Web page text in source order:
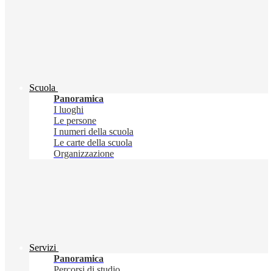
Scuola
Panoramica
I luoghi
Le persone
I numeri della scuola
Le carte della scuola
Organizzazione
Servizi
Panoramica